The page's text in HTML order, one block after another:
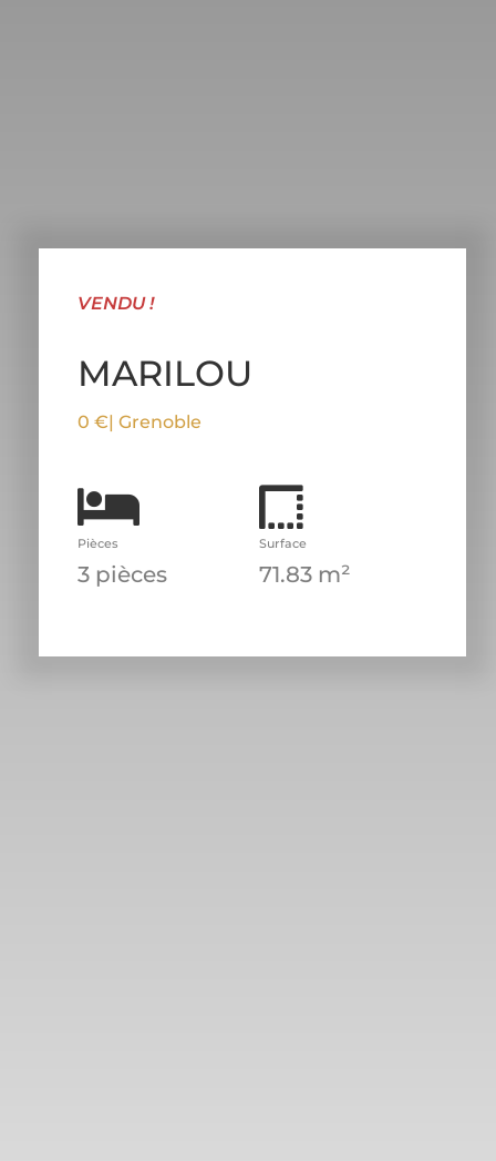
VENDU !
MARILOU
0 €| Grenoble
Pièces
3 pièces
Surface
71.83 m²